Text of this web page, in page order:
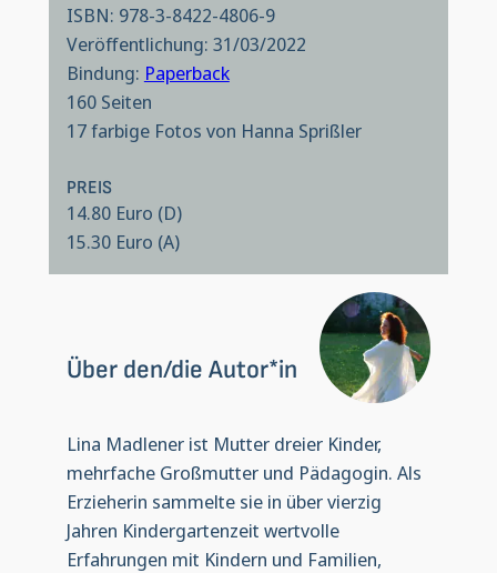
ISBN: 978-3-8422-4806-9
Veröffentlichung: 31/03/2022
Bindung: Paperback
160 Seiten
17 farbige Fotos von Hanna Sprißler
PREIS
14.80 Euro (D)
15.30 Euro (A)
Über den/die Autor*in
Lina Madlener ist Mutter dreier Kinder,
mehrfache Großmutter und Pädagogin. Als
Erzieherin sammelte sie in über vierzig
Jahren Kindergartenzeit wertvolle
Erfahrungen mit Kindern und Familien,